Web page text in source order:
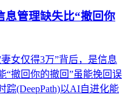
息管理缺失比“撤回你
女仅得3万”背后，是信息
“撤回你的撤回”虽能挽回误
(DeepPath)以AI自进化能